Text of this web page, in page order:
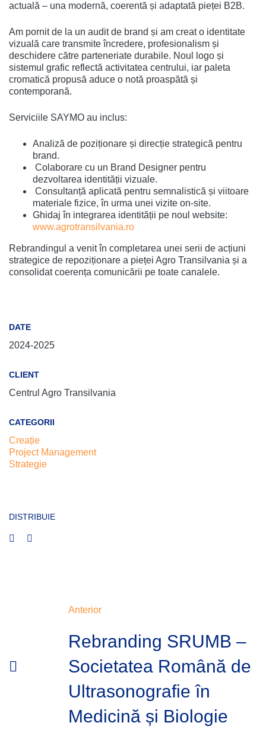
actuală – una modernă, coerentă și adaptată pieței B2B.
Am pornit de la un audit de brand și am creat o identitate
vizuală care transmite încredere, profesionalism și
deschidere către parteneriate durabile. Noul logo și
sistemul grafic reflectă activitatea centrului, iar paleta
cromatică propusă aduce o notă proaspătă și
contemporană.
Serviciile SAYMO au inclus:
Analiză de poziționare și direcție strategică pentru
brand.
Colaborare cu un Brand Designer pentru
dezvoltarea identității vizuale.
Consultanță aplicată pentru semnalistică și viitoare
materiale fizice, în urma unei vizite on-site.
Ghidaj în integrarea identității pe noul website:
www.agrotransilvania.ro
Rebrandingul a venit în completarea unei serii de acțiuni
strategice de repoziționare a pieței Agro Transilvania și a
consolidat coerența comunicării pe toate canalele.
DATE
2024-2025
CLIENT
Centrul Agro Transilvania
CATEGORII
Creație
Project Management
Strategie
DISTRIBUIE
Anterior
Rebranding SRUMB –
Societatea Română de
Ultrasonografie în
Medicină și Biologie